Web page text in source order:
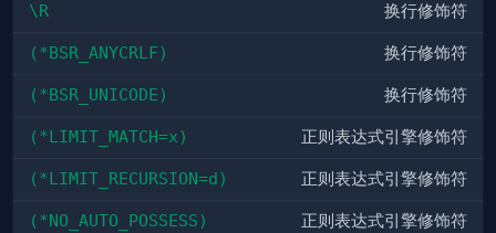
\R 换行修饰符
(*BSR_ANYCRLF) 换行修饰符
(*BSR_UNICODE) 换行修饰符
(*LIMIT_MATCH=x) 正则表达式引擎修饰符
(*LIMIT_RECURSION=d) 正则表达式引擎修饰符
(*NO_AUTO_POSSESS) 正则表达式引擎修饰符